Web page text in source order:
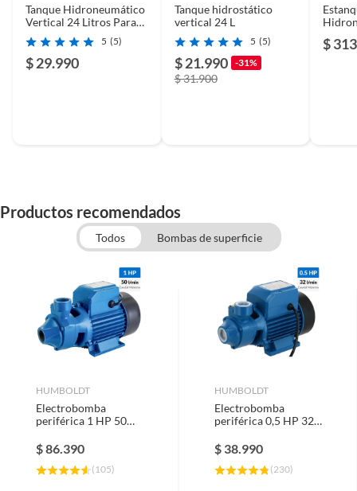
Tanque Hidroneumático
Vertical 24 Litros Para
Agua
5 (5)
$ 29.990
Tanque hidrostático
vertical 24 L
5 (5)
$ 21.990 -31%
$ 31.900
$
Productos recomendados
Todos Bombas de superficie
HUMBOLDT
Electrobomba
periférica 1 HP 50
$86.390
( 105)
HUMBOLDT
Electrobomba
periférica 0,5 HP 32
$ 38.990
(230)